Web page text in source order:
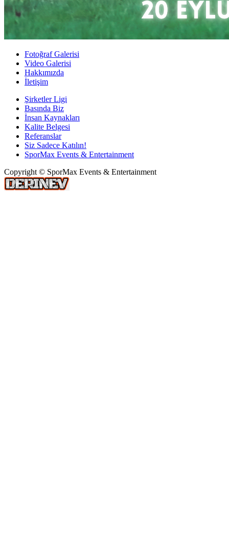
Fotoğraf Galerisi
Video Galerisi
Hakkımızda
İletişim
Şirketler Ligi
Basında Biz
İnsan Kaynakları
Kalite Belgesi
Referanslar
Siz Sadece Katılın!
SporMax Events & Entertainment
Copyright © SporMax Events & Entertainment